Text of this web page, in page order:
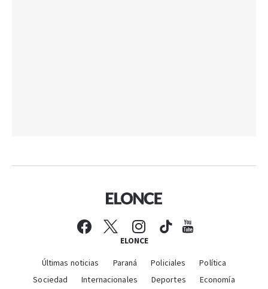
ELONCE
Últimas noticias Paraná Policiales
Política
Sociedad
Internacionales Deportes Economía